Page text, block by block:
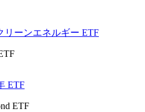
リーンエネルギー ETF
ETF
ETF